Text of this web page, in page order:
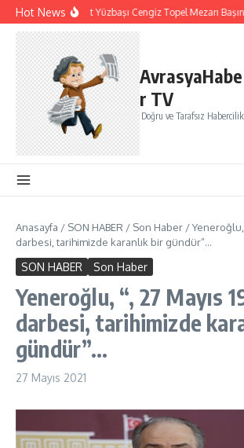
İçeriğe atla
Hot NewsŞehit Pilot Yüzbaşı Cengiz Topel Mezarı
AvrasyaHabe
r TV
Doğru ve Tarafsız Habercilik
Anasayfa / SON HABER / Son Haber /Yeneroğlu,
darbesi, tarihimizde karanlık bir gündür”…
SON HABER Son Haber
Yeneroğlu, “, 27 Mayıs
darbesi, tarihimizde
gündür”…
27 Mayıs 2021